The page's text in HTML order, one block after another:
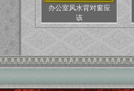
办公室风水背对窗应
该